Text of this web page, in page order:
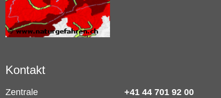
Kontakt
Zentrale
+41 44 701 92 00